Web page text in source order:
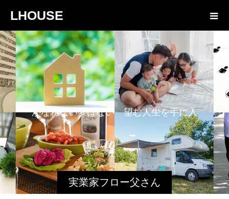
LHOUSE
実業家フロー父さん
かなわない夢はない 望む人生を手に入れよう